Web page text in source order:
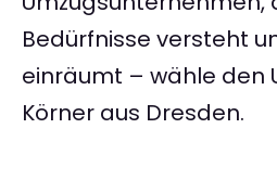
Bedürfnisse versteht
einräumt – wähle den
Körner aus Dresden.